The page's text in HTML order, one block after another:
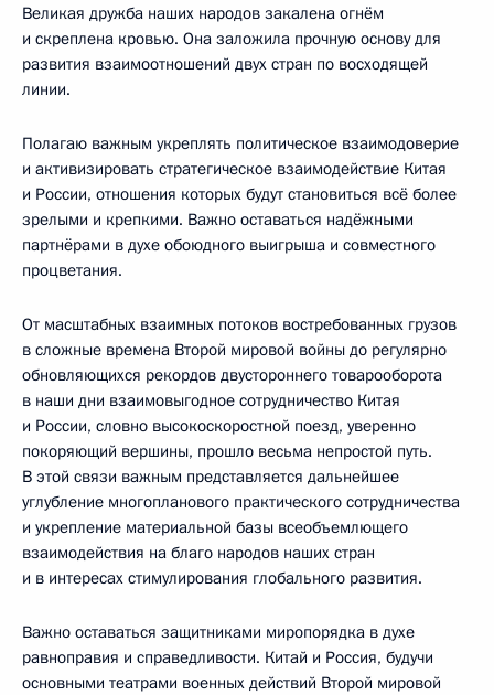
Великая дружба наших народов закалена огнём
и скреплена кровью. Она заложила прочную основу для
развития взаимоотношений двух стран по восходящей
линии.
Полагаю важным укреплять политическое взаимодоверие
и активизировать стратегическое взаимодействие Китая
и России, отношения которых будут становиться всё более
зрелыми и крепкими. Важно оставаться надёжными
партнёрами в духе обоюдного выигрыша и совместного
процветания.
От масштабных взаимных потоков востребованных грузов
в сложные времена Второй мировой войны до регулярно
обновляющихся рекордов двустороннего товарооборота
в наши дни взаимовыгодное сотрудничество Китая
и России, словно высокоскоростной поезд, уверенно
покоряющий вершины, прошло весьма непростой путь.
В этой связи важным представляется дальнейшее
углубление многопланового практического сотрудничества
и укрепление материальной базы всеобъемлющего
взаимодействия на благо народов наших стран
и в интересах стимулирования глобального развития.
Важно оставаться защитниками миропорядка в духе
равноправия и справедливости. Китай и Россия, будучи
основными театрами военных действий Второй мировой